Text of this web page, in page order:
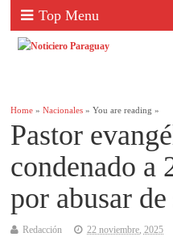
Top Menu
Home »Nacionales » You are reading »
Pastor
condenado a
por abusar
Redacción 22 noviembre, 2025